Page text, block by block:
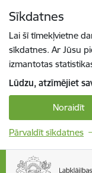
Sīkdatnes
Lai šī tīmekļvietne
sīkdatnes. Ar Jūsu
izmantotas
Lūdzu, atzīmējiet
Noraidīt
Pārvaldīt sīkdatnes